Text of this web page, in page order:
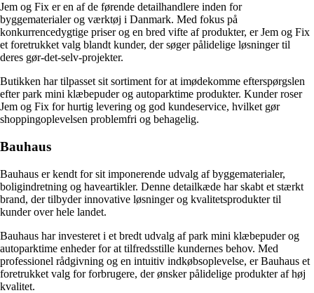
Jem og Fix er en af de førende detailhandlere inden for
byggematerialer og værktøj i Danmark. Med fokus på
konkurrencedygtige priser og en bred vifte af produkter, er Jem og Fix
et foretrukket valg blandt kunder, der søger pålidelige løsninger til
deres gør-det-selv-projekter.
Butikken har tilpasset sit sortiment for at imødekomme efterspørgslen
efter park mini klæbepuder og autoparktime produkter. Kunder roser
Jem og Fix for hurtig levering og god kundeservice, hvilket gør
shoppingoplevelsen problemfri og behagelig.
Bauhaus
Bauhaus er kendt for sit imponerende udvalg af byggematerialer,
boligindretning og haveartikler. Denne detailkæde har skabt et stærkt
brand, der tilbyder innovative løsninger og kvalitetsprodukter til
kunder over hele landet.
Bauhaus har investeret i et bredt udvalg af park mini klæbepuder og
autoparktime enheder for at tilfredsstille kundernes behov. Med
professionel rådgivning og en intuitiv indkøbsoplevelse, er Bauhaus et
foretrukket valg for forbrugere, der ønsker pålidelige produkter af høj
kvalitet.